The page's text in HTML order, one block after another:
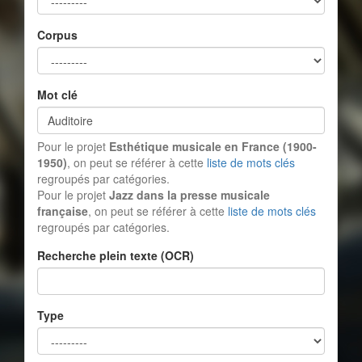
Corpus
Mot clé
Pour le projet Esthétique musicale en France (1900-
1950), on peut se référer à cette liste de mots clés
regroupés par catégories.
Pour le projet Jazz dans la presse musicale
française, on peut se référer à cette liste de mots clés
regroupés par catégories.
Recherche plein texte (OCR)
Type